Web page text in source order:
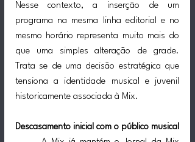
Nesse contexto, a inserção de um
programa na mesma linha editorial e no
mesmo horário representa muito mais do
que uma simples alteração de grade.
Trata se de uma decisão estratégica que
tensiona a identidade musical e juvenil
historicamente associada à Mix.
Descasamento inicial com o público musical